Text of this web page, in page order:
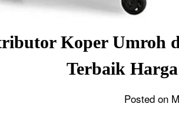
Koper Umroh
Terbaik
Posted on